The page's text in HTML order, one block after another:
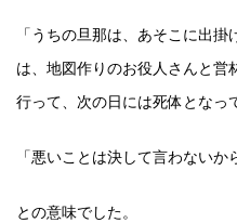
「うちの旦那は、あそこに出
は、地図作りのお役人さんと営
行って、次の日には死体となっ
「悪いことは決して言わないか
との意味でした。